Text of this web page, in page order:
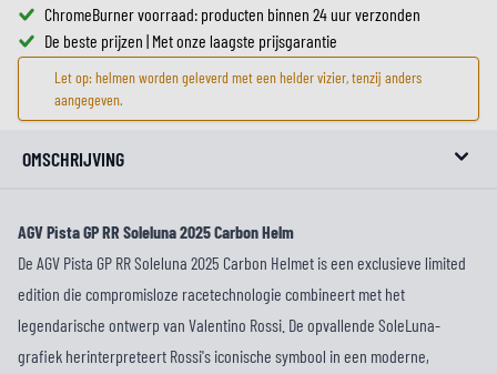
ChromeBurner voorraad: producten binnen 24 uur verzonden
De beste prijzen | Met onze laagste prijsgarantie
Let op: helmen worden geleverd met een helder vizier, tenzij anders
aangegeven.
OMSCHRIJVING
AGV Pista GP RR Soleluna 2025 Carbon Helm
De AGV Pista GP RR Soleluna 2025 Carbon Helmet is een exclusieve limited
edition die compromisloze racetechnologie combineert met het
legendarische ontwerp van Valentino Rossi. De opvallende SoleLuna-
grafiek herinterpreteert Rossi's iconische symbool in een moderne,